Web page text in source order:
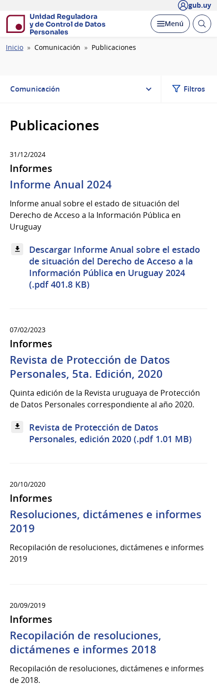
gub.uy
Unidad Reguladora
y de Control de Datos
Personales
Desplegar
Menú Abrir
Ruta
Inicio Comunicación Publicaciones
Comunicación Filtros
Publicaciones
31/12/2024
Informes
Informe Anual 2024
Informe anual sobre el estado de situación del
Derecho de Acceso a la Información Pública en
Uruguay
Descargar Informe Anual sobre el estado
de situación del Derecho de Acceso a la
Información Pública en Uruguay 2024
(.pdf 401.8 KB)
07/02/2023
Informes
Revista de Protección de Datos
Personales, 5ta. Edición, 2020
Quinta edición de la Revista uruguaya de Protección
de Datos Personales correspondiente al año 2020.
Revista de Protección de Datos
Personales, edición 2020 (.pdf 1.01 MB)
20/10/2020
Informes
Resoluciones, dictámenes e informes
2019
Recopilación de resoluciones, dictámenes e informes
2019
20/09/2019
Informes
Recopilación de resoluciones,
dictámenes e informes 2018
Recopilación de resoluciones, dictámenes e informes
de 2018.